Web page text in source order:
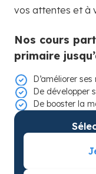
vos attentes et à
Nos cours
primaire
D’améliorer
De développer
De booster la